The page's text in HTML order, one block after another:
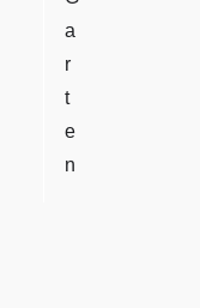
a
r
t
e
n